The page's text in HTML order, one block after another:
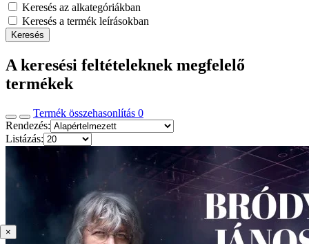
Keresés az alkategóriákban
Keresés a termék leírásokban
Keresés
A keresési feltételeknek megfelelő
termékek
Termék összehasonlítás 0
Rendezés:
Listázás:
×